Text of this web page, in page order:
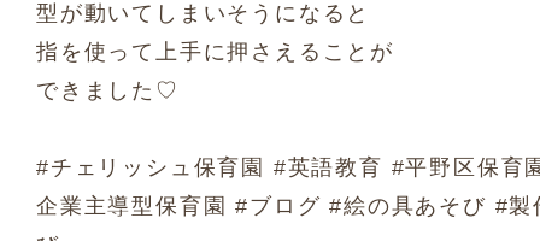
型が動いてしまいそうになると
指を使って上手に押さえることが
できました♡
#チェリッシュ保育園 #英語教育 #平野区保育
企業主導型保育園 #ブログ #絵の具あそび #製